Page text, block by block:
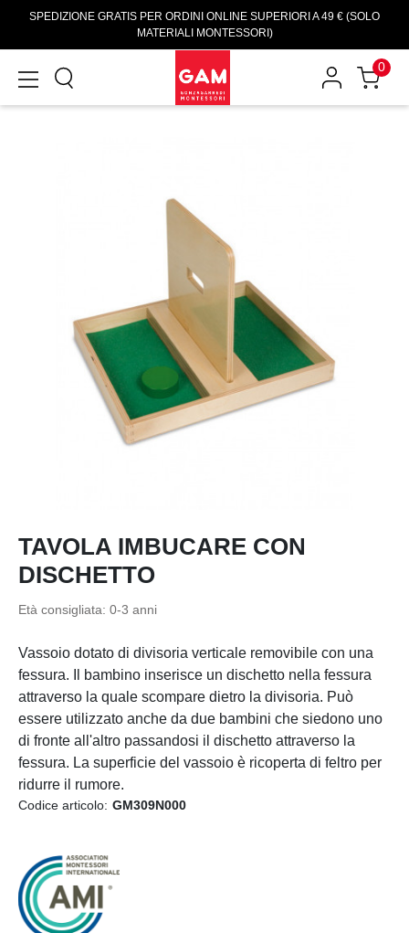
SPEDIZIONE GRATIS PER ORDINI ONLINE SUPERIORI A 49 € (SOLO
MATERIALI MONTESSORI)
0
TAVOLA IMBUCARE CON
DISCHETTO
Età consigliata: 0-3 anni
Vassoio dotato di divisoria verticale removibile con una
fessura. Il bambino inserisce un dischetto nella fessura
attraverso la quale scompare dietro la divisoria. Può
essere utilizzato anche da due bambini che siedono uno
di fronte all'altro passandosi il dischetto attraverso la
fessura. La superficie del vassoio è ricoperta di feltro per
ridurre il rumore.
Codice articolo: GM309N000